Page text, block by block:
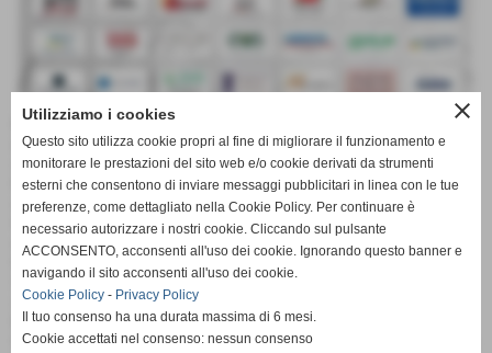
MAMMA ROSA ON THE ROAD...pronta a decollare una
nuovissima manifestazione Made in Offida, da Giovedì 7
settembre a sabato 9, il Consorzio Sportivo Offida, presso il
Palasport Vannicola, organizza una splendida tre giorni in
collaborazione con il Truck della pizzeria Mamma Rosa di
Ortezzano, una delle pizzerie più famose in Italia, molto
conosciuta ed apprezzata in ogni latitudine del nostro
territorio.
Sarà una kermesse dove a farla da padrone sarà a punta la
squisita pizza di Ortezzano, che ovviamente sarà abbinata alla
birra artigianale del birrificio Carnival, oltre ad alcuni prodotti
tipici locali ed all immancabile buon vino dell Azienda agricola
close
Utilizziamo i cookies
Questo sito utilizza cookie propri al fine di migliorare il funzionamento e
monitorare le prestazioni del sito web e/o cookie derivati da strumenti
esterni che consentono di inviare messaggi pubblicitari in linea con le tue
preferenze, come dettagliato nella Cookie Policy. Per continuare è
necessario autorizzare i nostri cookie. Cliccando sul pulsante
ACCONSENTO, acconsenti all'uso dei cookie. Ignorando questo banner e
navigando il sito acconsenti all'uso dei cookie.
Cookie Policy - Privacy Policy
Il tuo consenso ha una durata massima di 6 mesi.
Cookie accettati nel consenso: nessun consenso